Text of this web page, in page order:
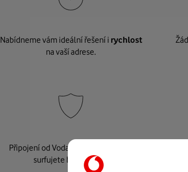
Nabídneme vám ideální řešení i rychlost
na vaší adrese.
Připojení od Vodafonu je
surfujete bez starostí.